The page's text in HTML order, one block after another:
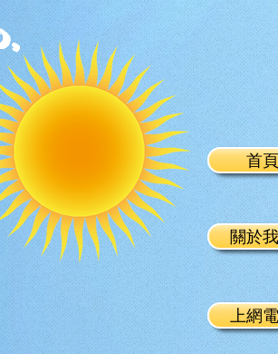
Soon
首頁
關於
上網